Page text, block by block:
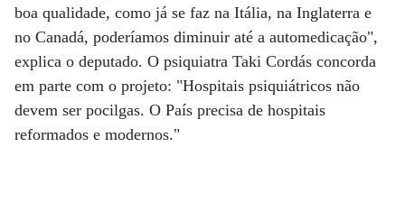
boa qualidade, como já se faz na Itália, na Inglaterra e
no Canadá, poderíamos diminuir até a automedicação",
explica o deputado. O psiquiatra Taki Cordás concorda
em parte com o projeto: "Hospitais psiquiátricos não
devem ser pocilgas. O País precisa de hospitais
reformados e modernos."